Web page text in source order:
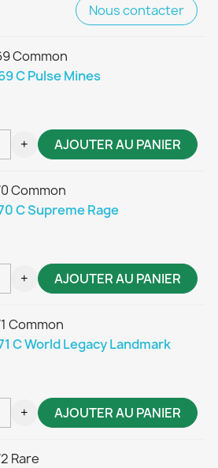
Nous contacter
Common
C Pulse Mines
+ AJOUTER AU PANIER
Common
C Supreme Rage
+ AJOUTER AU PANIER
Common
C World Legacy Landmark
+ AJOUTER AU PANIER
Rare